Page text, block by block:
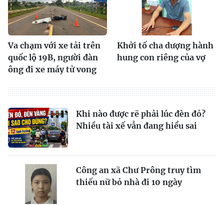
Va chạm với xe tải trên
quốc lộ 19B, người đàn
ông đi xe máy tử vong
Khởi tố cha dượng hành
hung con riêng của vợ
Khi nào được rẽ phải lúc đèn đỏ?
Nhiều tài xế vẫn đang hiểu sai
Công an xã Chư Prông truy tìm
thiếu nữ bỏ nhà đi 10 ngày